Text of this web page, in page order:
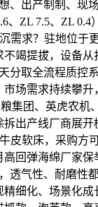
出产制制、
ZL 7.5、ZL
求？驻地位
竭提拔，设备
取全流程质
场需求持续攀
团、英虎农
出产线厂商展
软床，采购
回弹海绵厂家
气性、耐磨性
细化、场景化